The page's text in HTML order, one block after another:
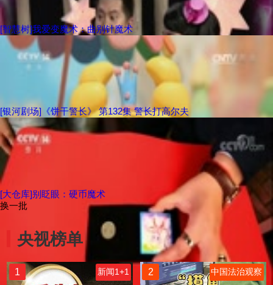
[智慧树]我爱变魔术：曲别针魔术
[银河剧场]《饼干警长》 第132集 警长打高尔夫
[大仓库]别眨眼：硬币魔术
换一批
央视榜单
1 新闻1+1 2 中国法治观察